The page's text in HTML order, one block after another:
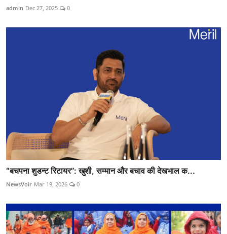
admin Dec 27, 2025 0
“बचपना शुडन्ट रिटायर”: खुशी, सम्मान और बचाव की देखभाल क...
NewsVoir Mar 19, 2026 0